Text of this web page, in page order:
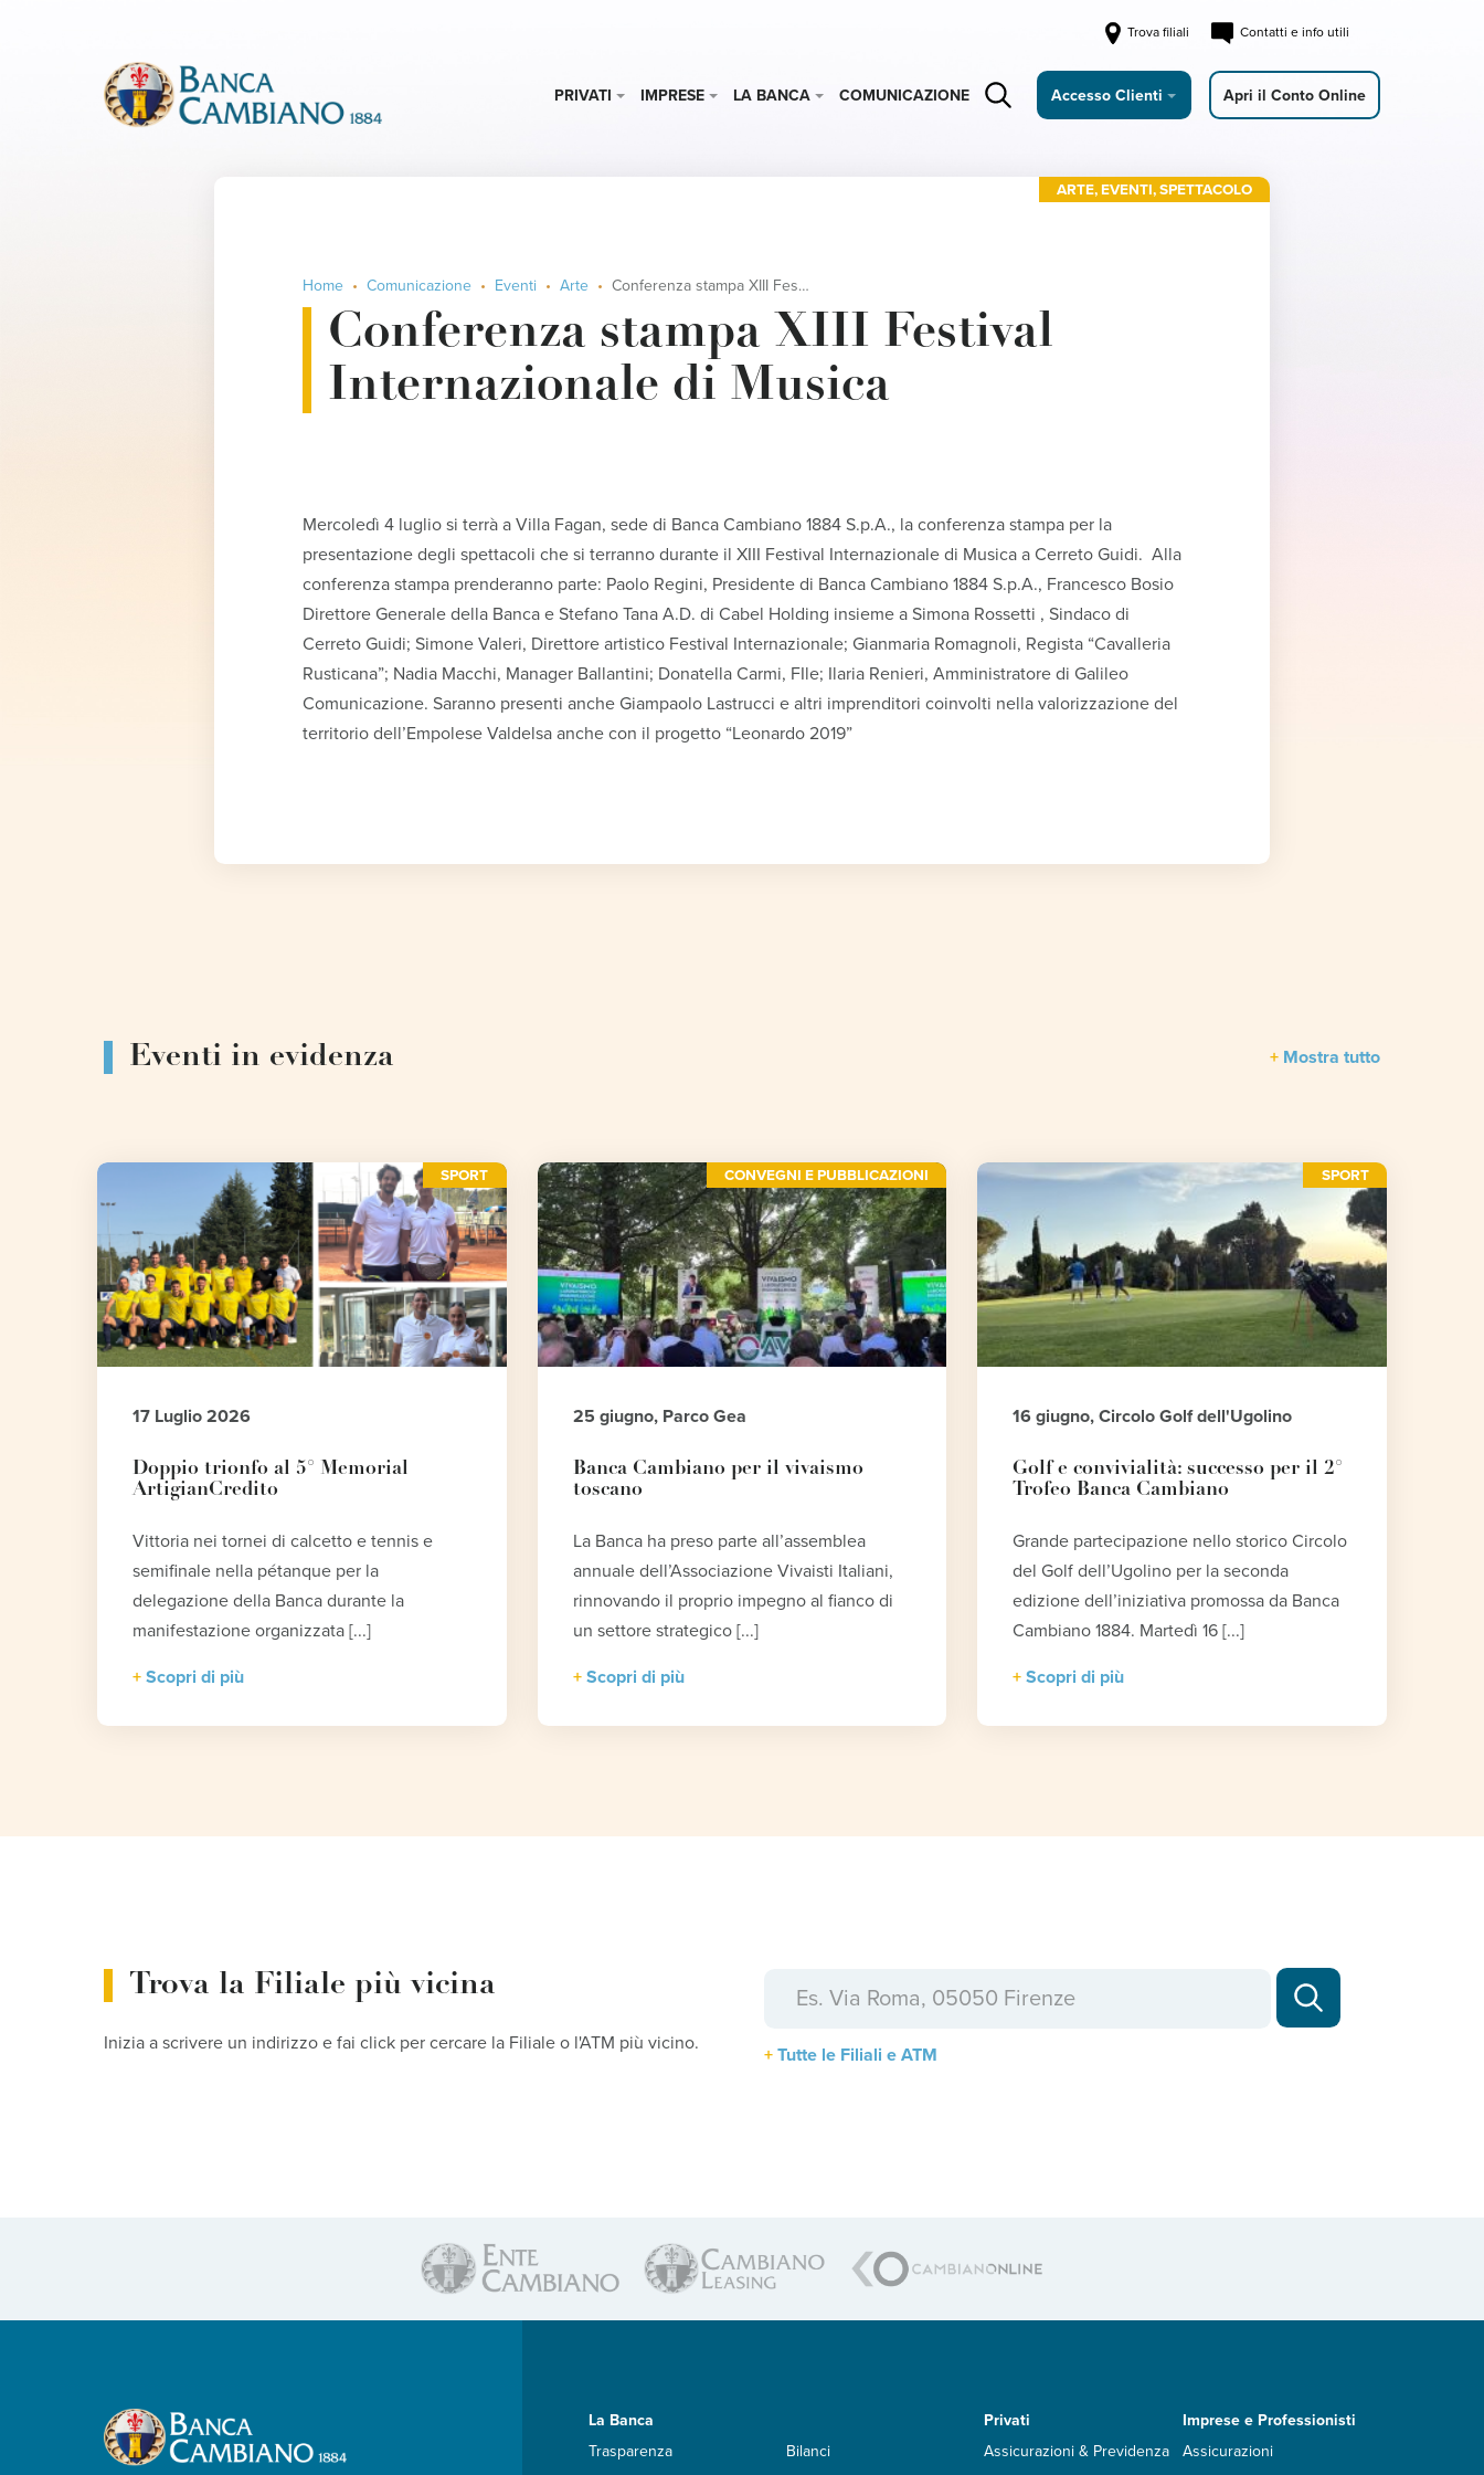
Trova filiali Contatti e info utili
PRIVATI IMPRESE LA BANCA COMUNICAZIONE Accesso Clienti Apri il Conto Online
Home Comunicazione Eventi Arte Conferenza stampa XIII Festival Internazionale di Musica
Conferenza stampa XIII Festival
Internazionale di Musica
ARTE,EVENTI,SPETTACOLO
Mercoledì 4 luglio si terrà a Villa Fagan, sede di Banca Cambiano 1884 S.p.A., la conferenza stampa per la
presentazione degli spettacoli che si terranno durante il XIII Festival Internazionale di Musica a Cerreto Guidi. Alla
conferenza stampa prenderanno parte: Paolo Regini, Presidente di Banca Cambiano 1884 S.p.A., Francesco Bosio
Direttore Generale della Banca e Stefano Tana A.D. di Cabel Holding insieme a Simona Rossetti , Sindaco di
Cerreto Guidi; Simone Valeri, Direttore artistico Festival Internazionale; Gianmaria Romagnoli, Regista “Cavalleria
Rusticana”; Nadia Macchi, Manager Ballantini; Donatella Carmi, FIle; Ilaria Renieri, Amministratore di Galileo
Comunicazione. Saranno presenti anche Giampaolo Lastrucci e altri imprenditori coinvolti nella valorizzazione del
territorio dell’Empolese Valdelsa anche con il progetto “Leonardo 2019”
Eventi in evidenza Mostra tutto
SPORT
17 Luglio 2026
Doppio trionfo al 5° Memorial
ArtigianCredito
Vittoria nei tornei di calcetto e tennis e
semifinale nella pétanque per la
delegazione della Banca durante la
manifestazione organizzata [...]
Scopri di più
CONVEGNI E PUBBLICAZIONI
25 giugno, Parco Gea
Banca Cambiano per il vivaismo
toscano
La Banca ha preso parte all’assemblea
annuale dell’Associazione Vivaisti Italiani,
rinnovando il proprio impegno al fianco di
un settore strategico [...]
Scopri di più
SPORT
16 giugno, Circolo Golf dell'Ugolino
Golf e convivialità: successo per il 2°
Trofeo Banca Cambiano
Grande partecipazione nello storico Circolo
del Golf dell’Ugolino per la seconda
edizione dell’iniziativa promossa da Banca
Cambiano 1884. Martedì 16 [...]
Scopri di più
Trova la Filiale più vicina
Inizia a scrivere un indirizzo e fai click per cercare la Filiale o l'ATM più vicino.
Tutte le Filiali e ATM
La Banca
Trasparenza
Bilanci
Privati
Assicurazioni & Previdenza
Imprese e Professionisti
Assicurazioni